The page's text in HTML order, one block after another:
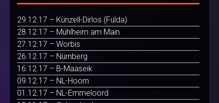
29.12.17 – Künzell-Dirlos (Fulda)
28.12.17 – Mühlheim am Main
27.12.17 – Worbis
26.12.17 – Nürnberg
16.12.17 – B-Maaseik
09.12.17 – NL-Hoorn
01.12.17 – NL-Emmeloord